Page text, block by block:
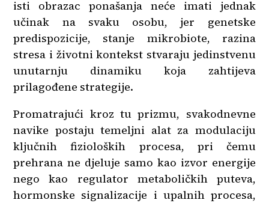
isti obrazac ponašanja neće imati jednak
učinak na svaku osobu, jer genetske
predispozicije, stanje mikrobiote, razina
stresa i životni kontekst stvaraju jedinstvenu
unutarnju dinamiku koja zahtijeva
prilagođene strategije.
Promatrajući kroz tu prizmu, svakodnevne
navike postaju temeljni alat za modulaciju
ključnih fizioloških procesa, pri čemu
prehrana ne djeluje samo kao izvor energije
nego kao regulator metaboličkih puteva,
hormonske signalizacije i upalnih procesa,